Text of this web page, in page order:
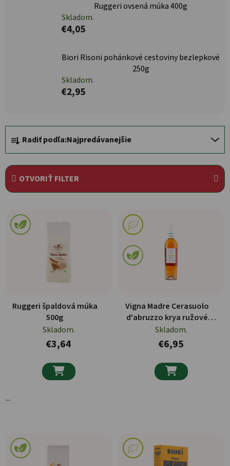
Ruggeri ovsená múka 400g
Skladom.
€4,05
Biori Risoni pohánkové cestoviny bezlepkové
250g
Skladom.
€2,95
Radiť podľa:Najpredávanejšie
OTVORIŤ FILTER
Ruggeri špaldová múka
500g
Skladom.
€3,64

...
Vigna Madre Cerasuolo
d'abruzzo krya ružové
víno 0,75l
Skladom.
€6,95
